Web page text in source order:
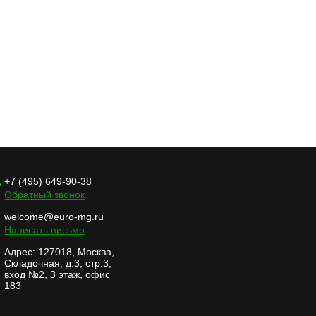
+7 (495) 649-90-38
Обратный звонок
welcome@euro-mg.ru
Написать письмо
Адрес: 127018, Москва,
Складочная, д.3, стр.3,
вход №2, 3 этаж, офис
183